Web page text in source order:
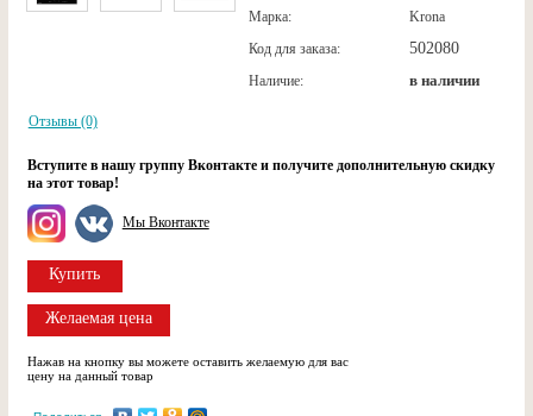
Марка:
Krona
Код для заказа:
502080
Наличие: в наличии
Отзывы (0)
Вступите в нашу группу Вконтакте и получите дополнительную скидку
на этот товар!
Мы Вконтакте
Купить
Желаемая цена
Нажав на кнопку вы можете оставить желаемую для вас
цену на данный товар